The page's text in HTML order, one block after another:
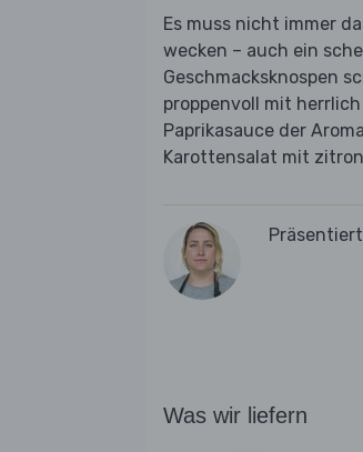
Es muss nicht immer
wecken – auch ein
Geschmacksknospen
proppenvoll mit
Paprikasauce der
Karottensalat mit
Was wir liefern